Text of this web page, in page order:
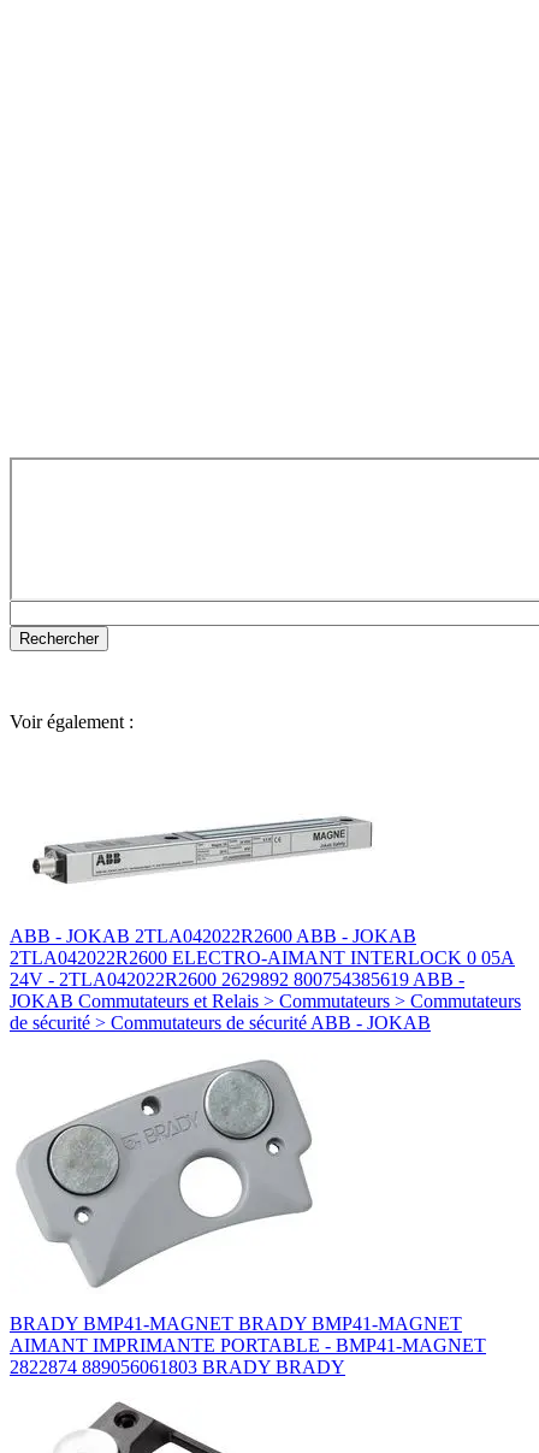
Voir également :
ABB - JOKAB 2TLA042022R2600 ABB - JOKAB
2TLA042022R2600 ELECTRO-AIMANT INTERLOCK 0 05A
24V - 2TLA042022R2600 2629892 800754385619 ABB -
JOKAB Commutateurs et Relais > Commutateurs > Commutateurs
de sécurité > Commutateurs de sécurité ABB - JOKAB
BRADY BMP41-MAGNET BRADY BMP41-MAGNET
AIMANT IMPRIMANTE PORTABLE - BMP41-MAGNET
2822874 889056061803 BRADY BRADY